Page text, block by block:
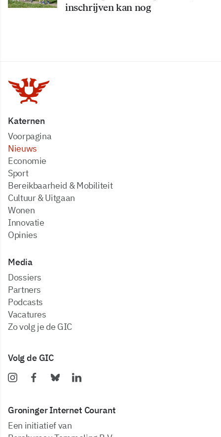
inschrijven kan nog
Katernen
Voorpagina
Nieuws
Economie
Sport
Bereikbaarheid & Mobiliteit
Cultuur & Uitgaan
Wonen
Innovatie
Opinies
Media
dossiers
partners
podcasts
vacatures
zo volg je de GIC
Volg de GIC
Groninger Internet Courant
Een initiatief van